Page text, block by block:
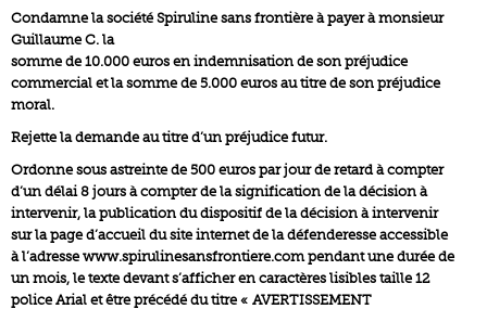
Condamne la société Spiruline sans frontière à payer à monsieur
Guillaume C. la
somme de 10.000 euros en indemnisation de son préjudice
commercial et la somme de 5.000 euros au titre de son préjudice
moral.
Rejette la demande au titre d’un préjudice futur.
Ordonne sous astreinte de 500 euros par jour de retard à compter
d’un délai 8 jours à compter de la signification de la décision à
intervenir, la publication du dispositif de la décision à intervenir
sur la page d’accueil du site internet de la défenderesse accessible
à l’adresse www.spirulinesansfrontiere.com pendant une durée de
un mois, le texte devant s’afficher en caractères lisibles taille 12
police Arial et être précédé du titre « AVERTISSEMENT